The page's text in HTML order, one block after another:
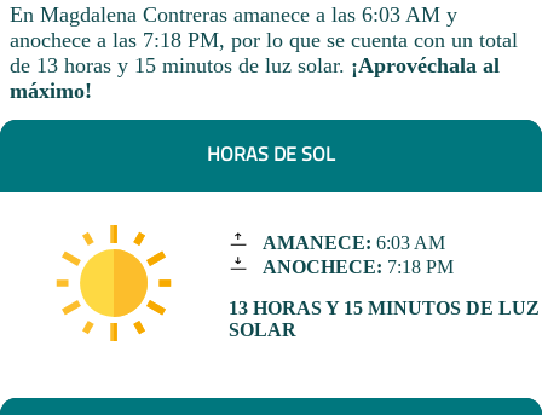
En Magdalena Contreras amanece a las 6:03 AM y
anochece a las 7:18 PM, por lo que se cuenta con un total
de 13 horas y 15 minutos de luz solar. ¡Aprovéchala al
máximo!
HORAS DE SOL
AMANECE: 6:03 AM
ANOCHECE: 7:18 PM
13 HORAS Y 15 MINUTOS DE LUZ
SOLAR